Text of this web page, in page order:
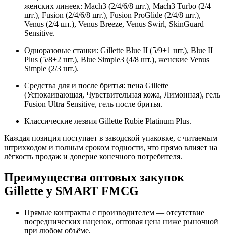
женских линеек: Mach3 (2/4/6/8 шт.), Mach3 Turbo (2/4
шт.), Fusion (2/4/6/8 шт.), Fusion ProGlide (2/4/8 шт.),
Venus (2/4 шт.), Venus Breeze, Venus Swirl, SkinGuard
Sensitive.
Одноразовые станки: Gillette Blue II (5/9+1 шт.), Blue II
Plus (5/8+2 шт.), Blue Simple3 (4/8 шт.), женские Venus
Simple (2/3 шт.).
Средства для и после бритья: пена Gillette
(Успокаивающая, Чувствительная кожа, Лимонная), гель
Fusion Ultra Sensitive, гель после бритья.
Классические лезвия Gillette Rubie Platinum Plus.
Каждая позиция поступает в заводской упаковке, с читаемым
штрихкодом и полным сроком годности, что прямо влияет на
лёгкость продаж и доверие конечного потребителя.
Преимущества оптовых закупок
Gillette у SMART FMCG
Прямые контракты с производителем — отсутствие
посреднических наценок, оптовая цена ниже рыночной
при любом объёме.